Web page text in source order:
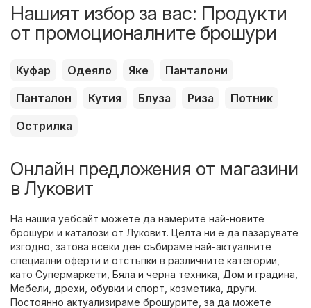
Нашият избор за вас: Продукти
от промоционалните брошури
Куфар Одеяло Яке
Панталони
Панталон
Кутия Блуза Риза
Потник
Острилка
Онлайн предложения от магазини
в Луковит
На нашия уебсайт можете да намерите най-новите
брошури и каталози от Луковит. Целта ни е да пазарувате
изгодно, затова всеки ден събираме най-актуалните
специални оферти и отстъпки в различните категории,
като Супермаркети Бяла и черна техника Дом и градина
Мебели дрехи, обувки и спорт козметика други.
Постоянно актуализираме брошурите, за да можете